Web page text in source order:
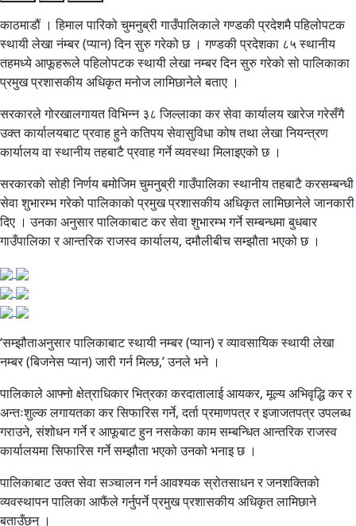
काठमाडौं । हिमाल पारिको चुमनुब्री गाउँपालिकाले गण्डकी प्रदेशमै पहिलोपटक
स्थायी लेखा नंम्बर (प्यान) दिन सुरु गरेको छ । गण्डकी प्रदेशका ८५ स्थानीय
तहमध्ये आफूहरूले पहिलोपटक स्थायी लेखा नम्बर दिन सुरु गरेको सो पालिकाका
प्रमुख प्रशासकीय अधिकृत मनोज लामिछानेले बताए ।
सरकारले गोरखालगायत विभिन्न ३८ जिल्लाका कर सेवा कार्यालय खारेज गरेसँगै
उक्त कार्यालयबाट प्रवाह हुने कतिपय सेवासुविधा कोष तथा लेखा नियन्त्रण
कार्यालय वा स्थानीय तहबाटै प्रवाह गर्ने व्यवस्था मिलाइएको छ ।
सरकारको सोही निर्णय बमोजिम चुमनुब्री गाउँपालिका स्थानीय तहबाटै करसम्बन्धी
सेवा शुभारम्भ गरेको पालिकाको प्रमुख प्रशासकीय अधिकृत लामिछानेले जानकारी
दिए । उनका अनुसार पालिकाबाट कर सेवा शुभारम्भ गर्ने सम्बन्धमा बुधबार
गाउँपालिका र आन्तरिक राजस्व कार्यालय, दमौलीबीच सम्झौता भएको छ ।
‘सम्झौताअनुसार पालिकाबाट स्थायी नम्बर (प्यान) र व्यावसायिक स्थायी लेखा
नम्बर (बिजनेस प्यान) जारी गर्न मिल्छ,’ उनले भने ।
पालिकाले आफ्नो क्षेत्राधिकार भित्रका करदातालाई आयकर, मूल्य अभिवृद्धि कर र
अन्तःशुल्क लगायतका कर सिफारिस गर्ने, दर्ता प्रमाणपत्र र इजाजतपत्र उपलब्ध
गराउने, संशोधन गर्ने र आफूबाट हुन नसकेका काम सम्बन्धित आन्तरिक राजस्व
कार्यालयमा सिफारिस गर्ने सम्झौता भएको उनको भनाइ छ ।
पालिकाबाट उक्त सेवा सञ्चालन गर्न आवश्यक स्रोतसाधन र जनशक्तिको
व्यवस्थापन पालिका आफैंले गर्नुपर्ने प्रमुख प्रशासकीय अधिकृत लामिछाने
बताउँछन् ।